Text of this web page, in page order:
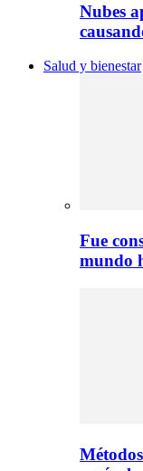
Nubes
Salud y bienestar
Fue
mundo